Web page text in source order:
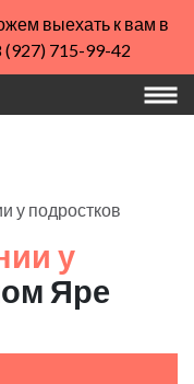
выехать к вам в
(927) 715-99-42
у подростков
у
Яре